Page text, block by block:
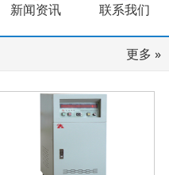
新闻资讯 联系我们
更多 »